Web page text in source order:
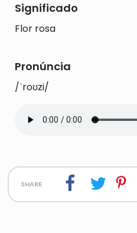
Significado
Flor rosa
Pronúncia
/ˈroʊzi/
share